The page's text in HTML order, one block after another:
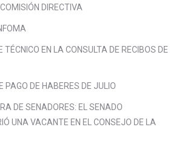
DIRECTIVA
TÉCNICO EN LA CONSULTA DE RECIBOS DE
PAGO DE HABERES DE JULIO
DE SENADORES: EL SENADO
UNA VACANTE EN EL CONSEJO DE LA